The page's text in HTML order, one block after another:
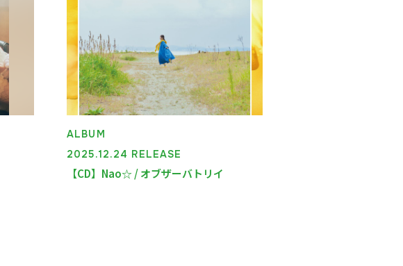
ALBUM
2025.12.24 RELEASE
【CD】Nao☆ / オブザーバトリイ